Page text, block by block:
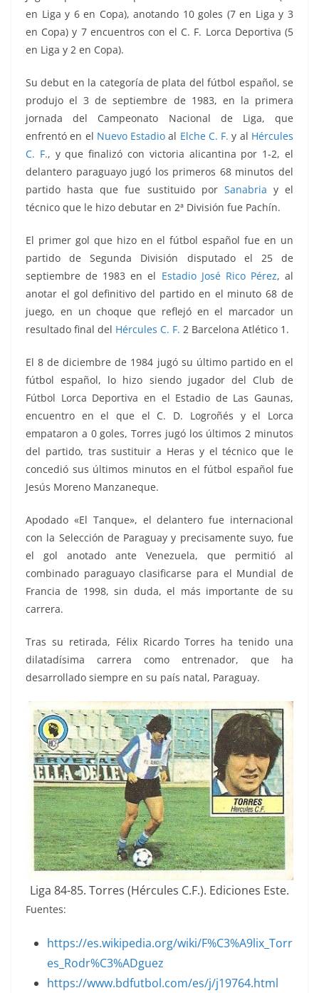
en Liga y 6 en Copa), anotando 10 goles (7 en Liga y 3
en Copa) y 7 encuentros con el C. F. Lorca Deportiva (5
en Liga y 2 en Copa).
Su debut en la categoría de plata del fútbol español, se
produjo el 3 de septiembre de 1983, en la primera
jornada del Campeonato Nacional de Liga, que
enfrentóen el Nuevo Estadio al Elche C. F. y al Hércules
C. F., y que finalizó con victoria alicantina por 1-2, el
delantero paraguayo jugó los primeros 68 minutos del
partido hasta que fue sustituido porSanabria y el
técnico que le hizo debutar en 2ª División fue Pachín.
El primer gol que hizo en el fútbol español fue en un
partido de Segunda División disputado el 25 de
septiembre de 1983 en el Estadio José Rico Pérez, al
anotar el gol definitivo del partido en el minuto 68 de
juego, en un choque que reflejó en el marcador un
resultado final del Hércules C. F. 2 Barcelona Atlético 1.
El 8 de diciembre de 1984 jugó su último partido en el
fútbol español, lo hizo siendo jugador del Club de
Fútbol Lorca Deportiva en el Estadio de Las Gaunas,
encuentro en el que el C. D. Logroñés y el Lorca
empataron a 0 goles, Torres jugó los últimos 2 minutos
del partido, tras sustituir a Heras y el técnico que le
concedió sus últimos minutos en el fútbol español fue
Jesús Moreno Manzaneque.
Apodado «El Tanque», el delantero fue internacional
con la Selección de Paraguay y precisamente suyo, fue
el gol anotado ante Venezuela, que permitió al
combinado paraguayo clasificarse para el Mundial de
Francia de 1998, sin duda, el más importante de su
carrera.
Tras su retirada, Félix Ricardo Torres ha tenido una
dilatadísima carrera como entrenador, que ha
desarrollado siempre en su país natal, Paraguay.
Liga 84-85. Torres (Hércules C.F.). Ediciones Este.
Fuentes:
https://es.wikipedia.org/wiki/F%C3%A9lix_Torr
es_Rodr%C3%ADguez
https://www.bdfutbol.com/es/j/j19764.html